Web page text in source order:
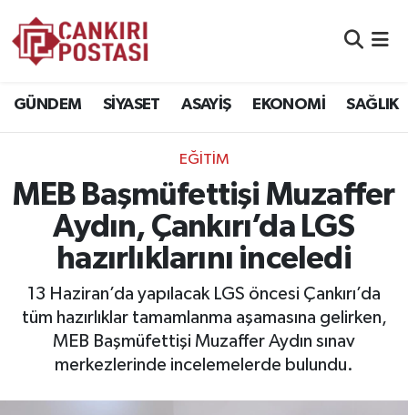
GÜNDEM SİYASET ASAYİŞ EKONOMİ SAĞLIK
EĞİTİM
MEB Başmüfettişi Muzaffer
Aydın, Çankırı’da LGS
hazırlıklarını inceledi
13 Haziran’da yapılacak LGS öncesi Çankırı’da
tüm hazırlıklar tamamlanma aşamasına gelirken,
MEB Başmüfettişi Muzaffer Aydın sınav
merkezlerinde incelemelerde bulundu.
EKONOMİ
SAĞLIK
SPOR
EĞİTİM
Trafik Durumu
Süper Lig Puan Durumu ve Fikstür
Tüm Manşetler
Son Dakika Haberleri